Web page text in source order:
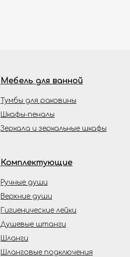
Мебель для ванной
Тумбы для раковины
Шкафы-пеналы
Зеркала и зеркальные шкафы
Комплектующие
Ручные души
Верхние души
Гигиенические лейки
Шланги
Шланговые подключения
Душевые штанги